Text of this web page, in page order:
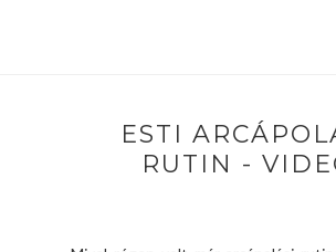
ESTI
RUTIN -